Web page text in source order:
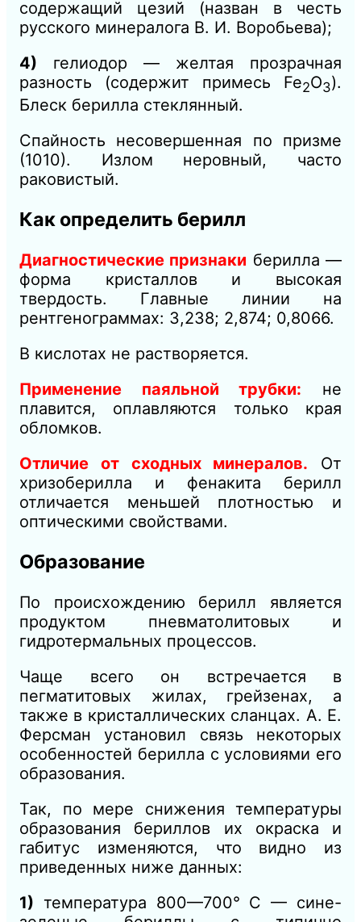
содержащий цезий (назван в честь
русского минералога В. И. Воробьева);
4) гелиодор — желтая прозрачная
разность (содержит примесь Fe2О3).
Блеск берилла стеклянный.
Спайность несовершенная по призме
(1010). Излом неровный, часто
раковистый.
Как определить берилл
Диагностические признаки берилла —
форма кристаллов и высокая
твердость. Главные линии на
рентгенограммах: 3,238; 2,874; 0,8066.
В кислотах не растворяется.
Применение паяльной трубки: не
плавится, оплавляются только края
обломков.
Отличие от сходных минералов. От
хризоберилла и фенакита берилл
отличается меньшей плотностью и
оптическими свойствами.
Образование
По происхождению берилл является
продуктом пневматолитовых и
гидротермальных процессов.
Чаще всего он встречается в
пегматитовых жилах, грейзенах, а
также в кристаллических сланцах. А. Е.
Ферсман установил связь некоторых
особенностей берилла с условиями его
образования.
Так, по мере снижения температуры
образования бериллов их окраска и
габитус изменяются, что видно из
приведенных ниже данных:
1) температура 800—700° С — сине-